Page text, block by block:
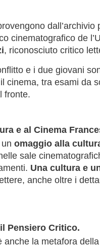
dall’archivio
cinematografico de
, riconosciuto critico
e i due giovani
cinema, tra esami da
fronte.
e al Cinema
omaggio alla
sale
Una cultura e
anche oltre i
Pensiero Critico.
anche la metafora